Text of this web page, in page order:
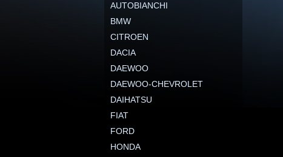
AUTOBIANCHI
BMW
CITROEN
DACIA
DAEWOO
DAEWOO-CHEVROLET
DAIHATSU
FIAT
FORD
HONDA